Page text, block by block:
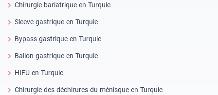
Chirurgie bariatrique en Turquie
Sleeve gastrique en Turquie
Bypass gastrique en Turquie
Ballon gastrique en Turquie
HIFU en Turquie
Chirurgie des déchirures du ménisque en Turquie